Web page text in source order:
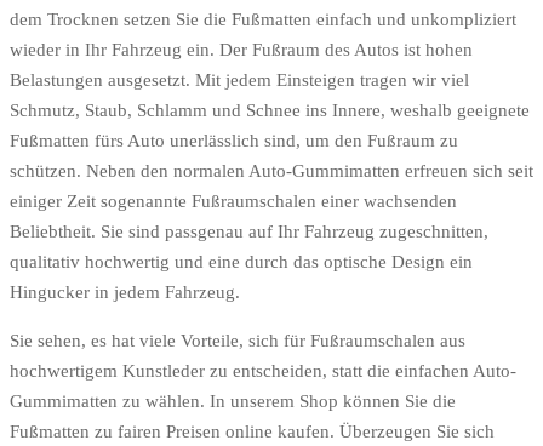
dem Trocknen setzen Sie die Fußmatten einfach und unkompliziert
wieder in Ihr Fahrzeug ein. Der Fußraum des Autos ist hohen
Belastungen ausgesetzt. Mit jedem Einsteigen tragen wir viel
Schmutz, Staub, Schlamm und Schnee ins Innere, weshalb geeignete
Fußmatten fürs Auto unerlässlich sind, um den Fußraum zu
schützen. Neben den normalen Auto-Gummimatten erfreuen sich seit
einiger Zeit sogenannte Fußraumschalen einer wachsenden
Beliebtheit. Sie sind passgenau auf Ihr Fahrzeug zugeschnitten,
qualitativ hochwertig und eine durch das optische Design ein
Hingucker in jedem Fahrzeug.
Sie sehen, es hat viele Vorteile, sich für Fußraumschalen aus
hochwertigem Kunstleder zu entscheiden, statt die einfachen Auto-
Gummimatten zu wählen. In unserem Shop können Sie die
Fußmatten zu fairen Preisen online kaufen. Überzeugen Sie sich